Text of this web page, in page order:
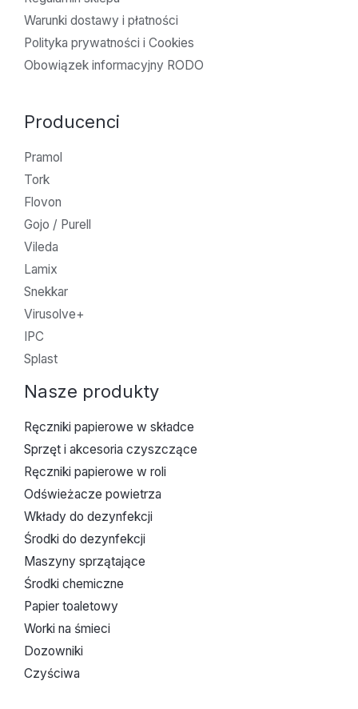
Warunki dostawy i płatności
Polityka prywatności i Cookies
Obowiązek informacyjny RODO
Producenci
Pramol
Tork
Flovon
Gojo / Purell
Vileda
Lamix
Snekkar
Virusolve+
IPC
Splast
Nasze produkty
Ręczniki papierowe w składce
Sprzęt i akcesoria czyszczące
Ręczniki papierowe w roli
Odświeżacze powietrza
Wkłady do dezynfekcji
Środki do dezynfekcji
Maszyny sprzątające
Środki chemiczne
Papier toaletowy
Worki na śmieci
Dozowniki
Czyściwa